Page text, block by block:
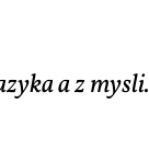
a z mysli.